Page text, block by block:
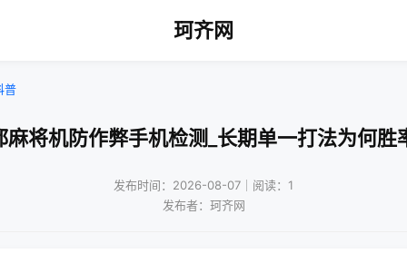
珂齐网
普
麻将机防作弊手机检测_长期单一打法为何胜
发布时间：2026-08-07｜阅读：1
发布者：珂齐网